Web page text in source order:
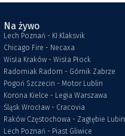
Na żywo
Lech Poznań - KI Klaksvik
Chicago Fire - Necaxa
Wisła Kraków - Wisła Płock
Radomiak Radom - Górnik Zabrze
Pogoń Szczecin - Motor Lublin
Korona Kielce - Legia Warszawa
Śląsk Wrocław - Cracovia
Raków Częstochowa - Zagłębie Lubin
Lech Poznań - Piast Gliwice